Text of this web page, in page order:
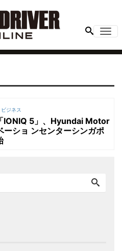
ビジネス
IONIQ 5」、Hyundai Motor
ショ ンセンターシンガポ